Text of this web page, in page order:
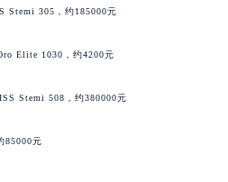
Stemi 305，约185000元
Elite 1030，约4200元
Stemi 508，约380000元
85000元